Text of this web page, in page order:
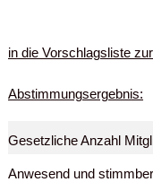
in die Vorschlagsliste
Abstimmungsergebnis:
Gesetzliche Anzahl
Anwesend und